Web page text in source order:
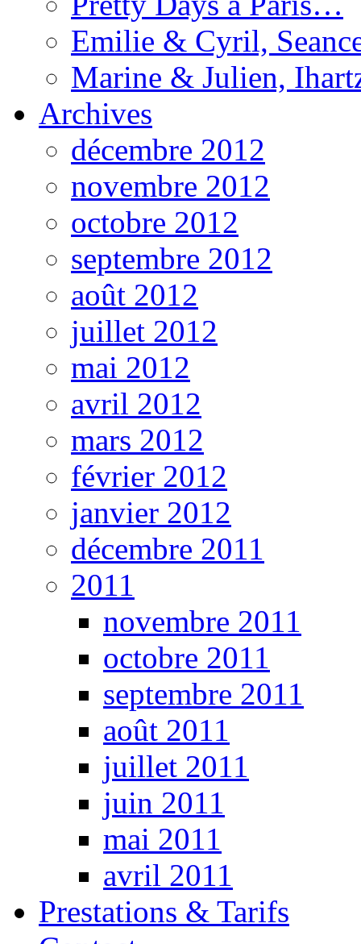
Emilie & Cyril,
Marine & Julien,
Archives
décembre 2012
novembre 2012
octobre 2012
septembre 2012
août 2012
juillet 2012
mai 2012
avril 2012
mars 2012
février 2012
janvier 2012
décembre 2011
2011
novembre 2011
octobre 2011
septembre 2011
août 2011
juillet 2011
juin 2011
mai 2011
avril 2011
Prestations & Tarifs